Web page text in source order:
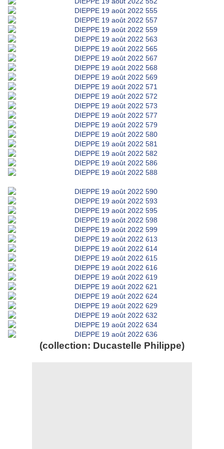
(collection: Ducastelle Philippe)